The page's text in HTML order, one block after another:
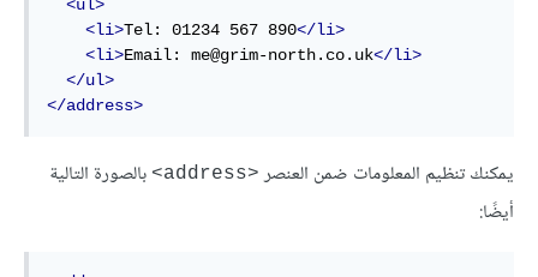
<ul>
<li>Tel: 01234 567 890</li>
<li>Email: me@grim-north.co.uk</li>
</ul>
</address>
يمكنك تنظيم المعلومات ضمن العنصر <address>
بالصورة التالية
أيضًا: